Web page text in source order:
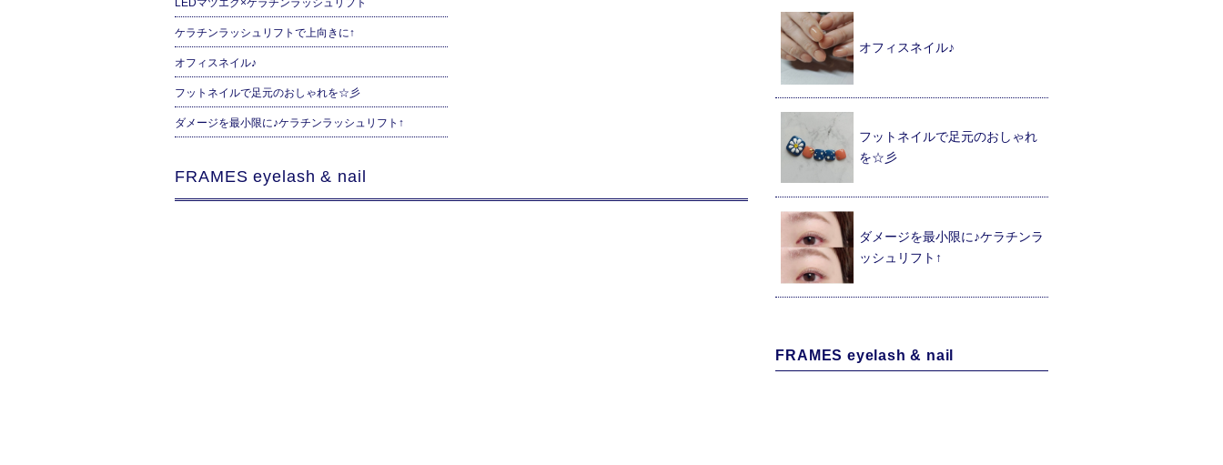
LEDマツエク×ケラチンラッシュリフト
ケラチンラッシュリフトで上向きに↑
オフィスネイル♪
フットネイルで足元のおしゃれを☆彡
ダメージを最小限に♪ケラチンラッシュリフト↑
FRAMES eyelash & nail
オフィスネイル♪
フットネイルで足元のおしゃれ
を☆彡
ダメージを最小限に♪ケラチンラ
ッシュリフト↑
FRAMES eyelash & nail